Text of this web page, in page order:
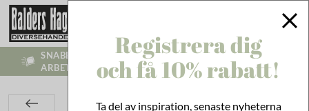
SNABB LEVERANS - VI SKICKR INOM 1-3
ARBETSDAGAR
Registrera dig
och få 10% rabatt!
Ta del av inspiration, senaste nyheterna